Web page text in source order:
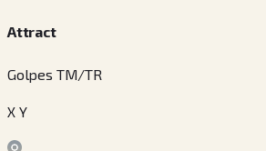
Attract
Golpes TM/TR
X Y